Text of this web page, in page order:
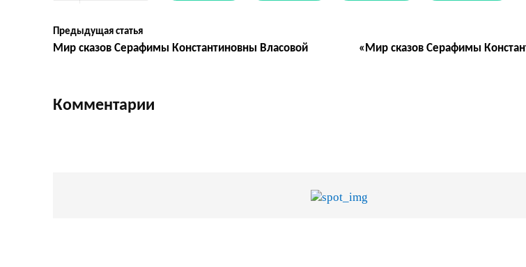
Предыдущая статья
Мир сказов Серафимы Константиновны Власовой «Мир сказов Серафимы
Комментарии